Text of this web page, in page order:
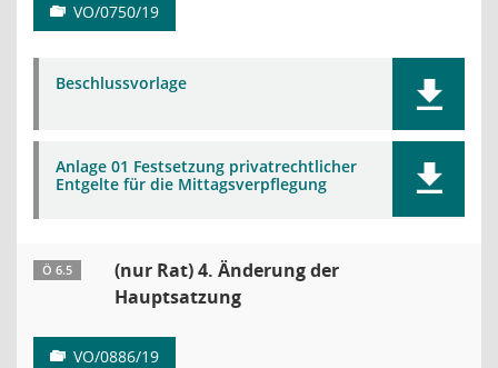
VO/0750/19
Beschlussvorlage
Anlage 01 Festsetzung privatrechtlicher
Entgelte für die Mittagsverpflegung
Ö 6.5
(nur Rat) 4. Änderung der
Hauptsatzung
VO/0886/19